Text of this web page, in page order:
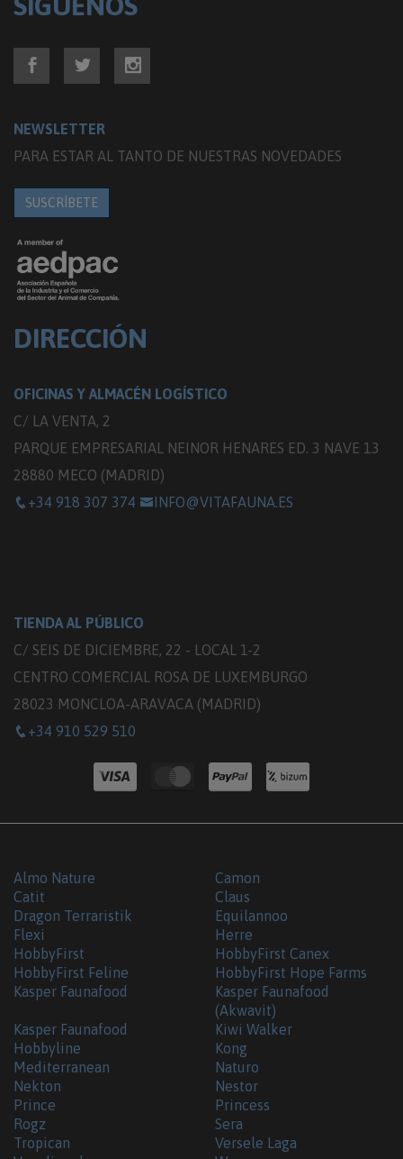
NEWSLETTER
PARA ESTAR AL TANTO DE NUESTRAS NOVEDADES
SUSCRÍBETE
DIRECCIÓN
OFICINAS Y ALMACÉN LOGÍSTICO
C/ LA VENTA, 2
PARQUE EMPRESARIAL NEINOR HENARES ED. 3 NAVE 13
28880 MECO (MADRID)
+34 918 307 374
INFO@VITAFAUNA.ES
TIENDA AL PÚBLICO
C/ SEIS DE DICIEMBRE, 22 - LOCAL 1-2
CENTRO COMERCIAL ROSA DE LUXEMBURGO
28023 MONCLOA-ARAVACA (MADRID)
+34 910 529 510
Almo Nature
Camon
Catit
Claus
Dragon Terraristik
Equilannoo
Flexi
Herre
HobbyFirst
HobbyFirst Canex
HobbyFirst Feline
HobbyFirst Hope Farms
Kasper Faunafood
Kasper Faunafood
(Akwavit)
Kasper Faunafood
Hobbyline
Kiwi Walker
Kong
Mediterranean
Naturo
Nekton
Nestor
Prince
Princess
Rogz
Sera
Tropican
Versele Laga